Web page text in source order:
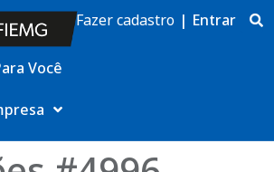
Você
Fazer cadastro | Entrar